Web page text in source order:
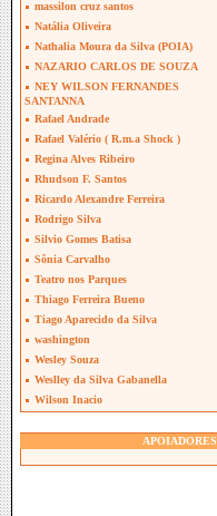
massilon cruz santos
Natália Oliveira
Nathalia Moura da Silva (POIA)
NAZARIO CARLOS DE SOUZA
NEY WILSON FERNANDES
SANTANNA
Rafael Andrade
Rafael Valério ( R.m.a Shock )
Regina Alves Ribeiro
Rhudson F. Santos
Ricardo Alexandre Ferreira
Rodrigo Silva
Silvio Gomes Batisa
Sônia Carvalho
Teatro nos Parques
Thiago Ferreira Bueno
Tiago Aparecido da Silva
washington
Wesley Souza
Weslley da Silva Gabanella
Wilson Inacio
APOIADORES